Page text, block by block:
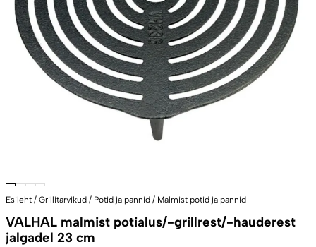
Esileht / Grillitarvikud / Potid ja pannid / Malmist potid ja pannid
VALHAL malmist potialus/-grillrest/-hauderest
jalgadel 23 cm